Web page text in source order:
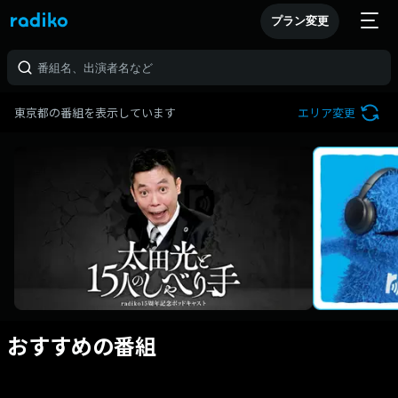
プラン変更
東京都の番組を表示しています エリア変更
おすすめの番組